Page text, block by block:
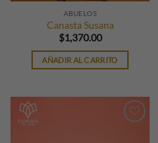
ABUELOS
Canasta Susana
$1,370.00
AÑADIR AL CARRITO